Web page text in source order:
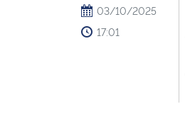
03/10/2025
17:01